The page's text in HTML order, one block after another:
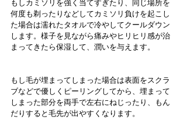
もしカミソリを強く当てすぎたり、同じ場所を
何度も剃ったりなどしてカミソリ負けを起こし
た場合は濡れたタオルで冷やしてクールダウン
します。様子を見ながら痛みやヒリヒリ感が治
まってきたら保湿して、潤いを与えます。
もし毛が埋まってしまった場合は表面をスクラ
ブなどで優しくピーリングしてから、埋まって
しまった部分を両手で左右にねじったり、もん
だりすると毛先が出やすくなります。